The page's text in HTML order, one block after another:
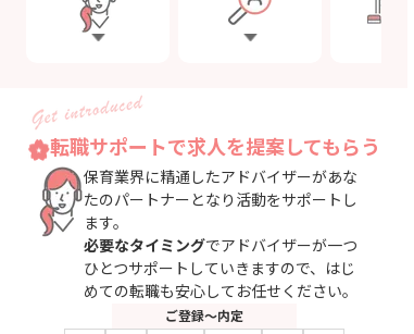
転職サポートで求人を提案してもらう
保育業界に精通したアドバイザーがあな
たのパートナーとなり活動をサポートし
ます。
必要なタイミングでアドバイザーが一つ
ひとつサポートしていきますので、はじ
めての転職も安心してお任せください。
ご登録〜内定